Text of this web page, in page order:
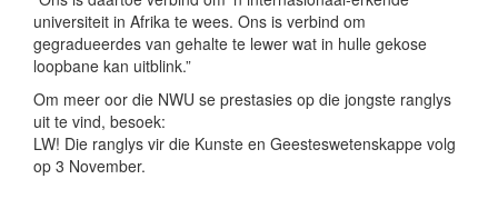
universiteit in Afrika te wees. Ons is verbind om
gegradueerdes van gehalte te lewer wat in hulle gekose
loopbane kan uitblink.”
Om meer oor die NWU se prestasies op die jongste ranglys
uit te vind, besoek:
LW! Die ranglys vir die Kunste en Geesteswetenskappe volg
op 3 November.